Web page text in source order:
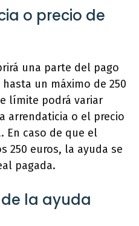
o precio de
una parte del pago
un máximo de 250
límite podrá variar
arrendaticia o el precio
En caso de que el
250 euros, la ayuda se
pagada.
la ayuda